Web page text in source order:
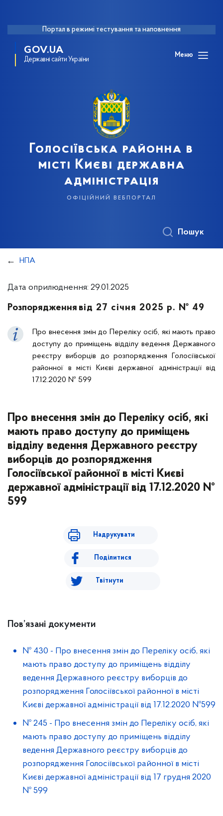
Портал в режимі тестування та наповнення
GOV.UA
Державні сайти України
Меню
Голосіївська районна в
місті Києві державна
адміністрація
офіційний вебпортал
Пошук
НПА
Дата оприлюднення: 29.01.2025
Розпорядження від 27 січня 2025 р. № 49
Про внесення змін до Переліку осіб, які мають право
доступу до приміщень відділу ведення Державного
реєстру виборців до розпорядження Голосіївської
районної в місті Києві державної адміністрації від
17.12.2020 № 599
Про внесення змін до Переліку осіб, які
мають право доступу до приміщень
відділу ведення Державного реєстру
виборців до розпорядження
Голосіївської районної в місті Києві
державної адміністрації від 17.12.2020 №
599
Надрукувати
Поділитися
Твітнути
Пов’язані документи
№ 430 - Про внесення змін до Переліку осіб, які
мають право доступу до приміщень відділу
ведення Державного реєстру виборців до
розпорядження Голосіївської районної в місті
Києві державної адміністрації від 17.12.2020 №599
№ 245 - Про внесення змін до Переліку осіб, які
мають право доступу до приміщень відділу
ведення Державного реєстру виборців до
розпорядження Голосіївської районної в місті
Києві державної адміністрації від 17 грудня 2020
№ 599